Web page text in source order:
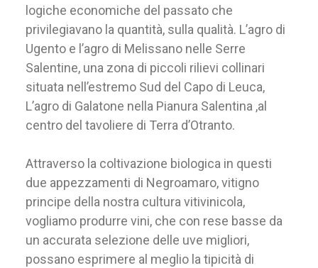
logiche economiche del passato che
privilegiavano la quantità, sulla qualità. L’agro di
Ugento e l’agro di Melissano nelle Serre
Salentine, una zona di piccoli rilievi collinari
situata nell’estremo Sud del Capo di Leuca,
L’agro di Galatone nella Pianura Salentina ,al
centro del tavoliere di Terra d’Otranto.
Attraverso la coltivazione biologica in questi
due appezzamenti di Negroamaro, vitigno
principe della nostra cultura vitivinicola,
vogliamo produrre vini, che con rese basse da
un accurata selezione delle uve migliori,
possano esprimere al meglio la tipicità di